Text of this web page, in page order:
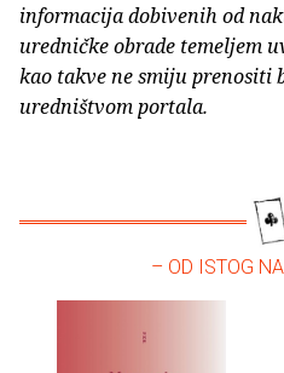
informacija dobivenih od
uredničke obrade temeljem
kao takve ne smiju prenositi
uredništvom portala.
– OD ISTOG